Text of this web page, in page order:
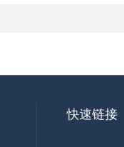
快速链接